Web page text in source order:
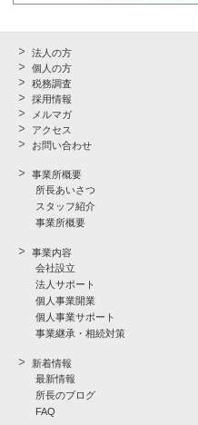
法人の方
個人の方
税務調査
採用情報
メルマガ
アクセス
お問い合わせ
事業所概要
所長あいさつ
スタッフ紹介
事業所概要
事業内容
会社設立
法人サポート
個人事業開業
個人事業サポート
事業継承・相続対策
新着情報
最新情報
所長のブログ
FAQ